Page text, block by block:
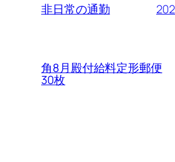
非日常の通勤
角8月殿付給料定形郵便
30枚